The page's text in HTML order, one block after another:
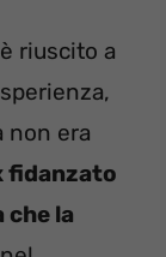
riuscito a
non era
fidanzato
che la